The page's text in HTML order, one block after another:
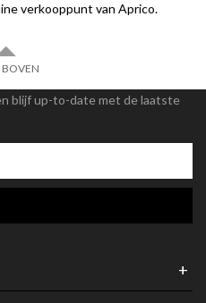
verkooppunt van Aprico.
BOVEN
blijf up-to-date met de laatste
+